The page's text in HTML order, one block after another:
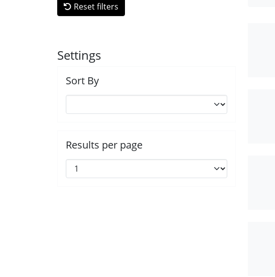
Reset filters
Settings
Sort By
Results per page